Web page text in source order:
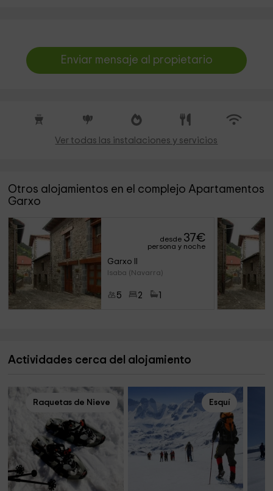
Enviar mensaje al propietario
Ver todas las instalaciones y servicios
Otros alojamientos en el complejo Apartamentos
Garxo
desde 37€
persona y noche
Garxo II
Isaba (Navarra)
5 2
Actividades cerca del alojamiento
Raquetas de Nieve Esquí